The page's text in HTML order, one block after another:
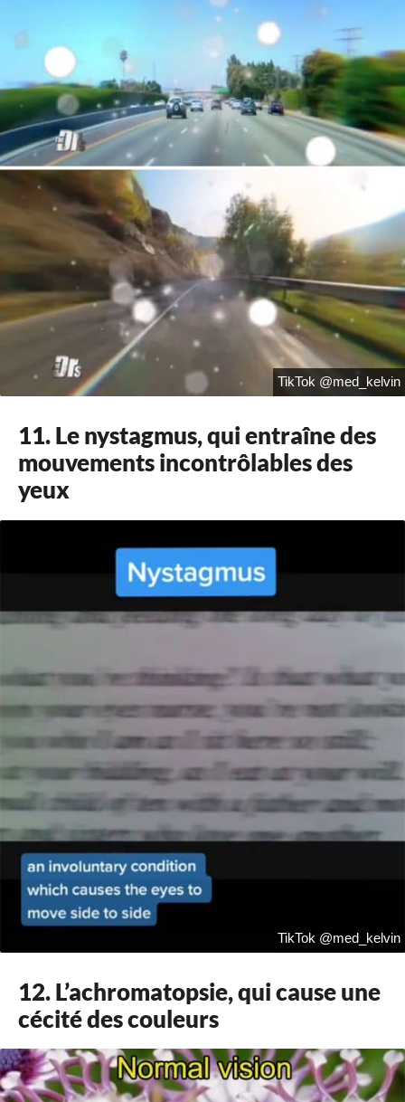
TikTok @med_kelvin
11. Le nystagmus, qui entraîne des
mouvements incontrôlables des
yeux
TikTok @med_kelvin
12. L’achromatopsie, qui cause une
cécité des couleurs